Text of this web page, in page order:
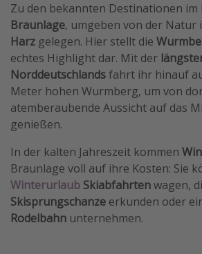
Zu den bekannten Destinationen
Braunlage, umgeben von der Natur
Harz gelegen. Hier stellt die
echtes Highlight dar. Mit der
Norddeutschlandsfahrt ihr hinauf
Meter hohen Wurmberg, um von
atemberaubende Aussicht auf das
genießen.
In der kalten Jahreszeit kommen
Braunlage voll auf ihre Kosten: Sie
Winterurlaub Skiabfahrtenwagen,
Skisprungschanze erkunden oder
Rodelbahn unternehmen.